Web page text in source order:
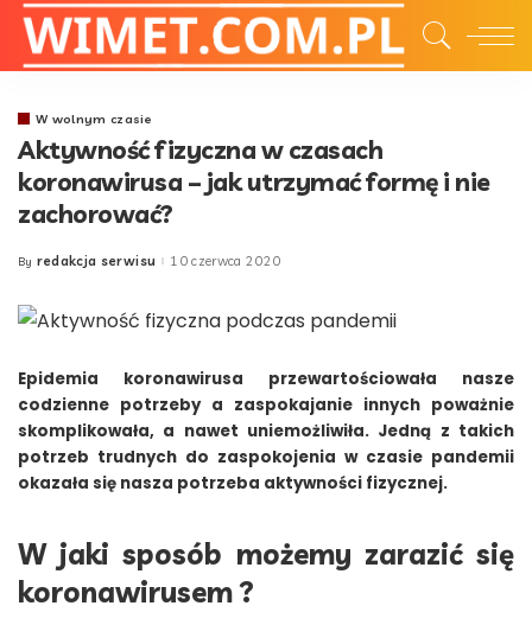
W wolnym czasie
Aktywność fizyczna w czasach
koronawirusa – jak utrzymać formę i nie
zachorować?
Posted
By redakcja serwisu 10 czerwca 2020
Epidemia koronawirusa przewartościowała nasze
codzienne potrzeby a zaspokajanie innych poważnie
skomplikowała, a nawet uniemożliwiła. Jedną z takich
potrzeb trudnych do zaspokojenia w czasie pandemii
okazała się nasza potrzeba aktywności fizycznej.
W jaki sposób możemy zarazić się
koronawirusem ?